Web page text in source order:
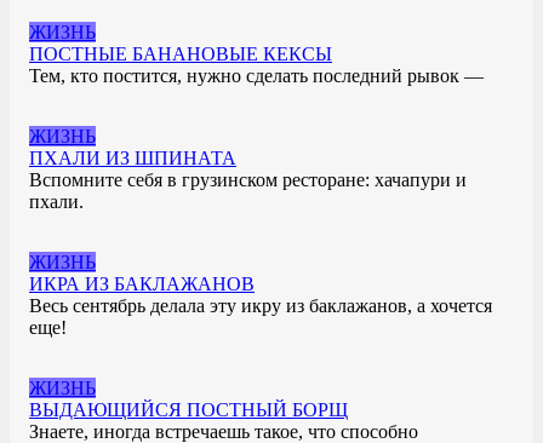
ЖИЗНЬ
ПОСТНЫЕ БАНАНОВЫЕ КЕКСЫ
Тем, кто постится, нужно сделать последний рывок —
ЖИЗНЬ
ПХАЛИ ИЗ ШПИНАТА
Вспомните себя в грузинском ресторане: хачапури и
пхали.
ЖИЗНЬ
ИКРА ИЗ БАКЛАЖАНОВ
Весь сентябрь делала эту икру из баклажанов, а хочется
еще!
ЖИЗНЬ
ВЫДАЮЩИЙСЯ ПОСТНЫЙ БОРЩ
Знаете, иногда встречаешь такое, что способно